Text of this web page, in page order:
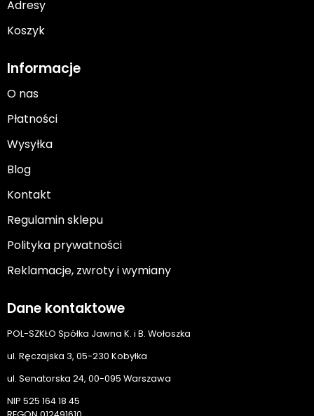
Adresy
Koszyk
Informacje
O nas
Płatności
Wysyłka
Blog
Kontakt
Regulamin sklepu
Polityka prywatności
Reklamacje, zwroty i wymiany
Dane kontaktowe
POL-SZKŁO Spółka Jawna K. i B. Wołoszka
ul. Ręczajska 3, 05-230 Kobyłka
ul. Senatorska 24, 00-095 Warszawa
NIP 525 164 18 45